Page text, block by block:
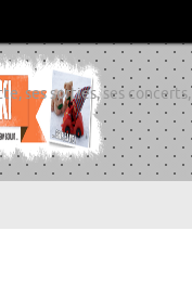
ses sorties, ses concerts,